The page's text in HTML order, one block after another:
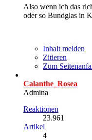
Also wenn ich das
oder so Bundglas in
Inhalt melden
Zitieren
Zum
Calanthe_Rosea
Admina
Reaktionen
23.961
Artikel
4